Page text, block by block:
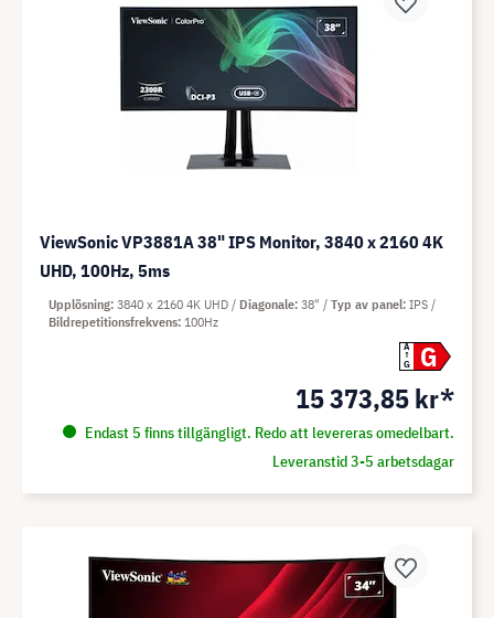
ViewSonic VP3881A 38" IPS Monitor, 3840 x 2160 4K
UHD, 100Hz, 5ms
A
G
G
15 373,85 kr*
Endast 5 finns tillgängligt. Redo att levereras omedelbart.
Leveranstid 3-5 arbetsdagar
Upplösning 3840 x 2160 4K UHD Diagonale 38" Typ av panel IPS
Bildrepetitionsfrekvens 100Hz